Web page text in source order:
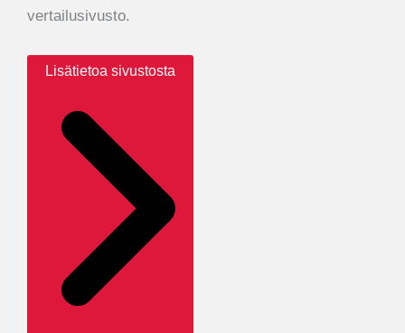
vertailusivusto.
Lisätietoa sivustosta